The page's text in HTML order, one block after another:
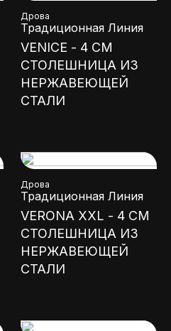
Дрова
Традиционная Линия
VENICE - 4 СМ
СТОЛЕШНИЦА ИЗ
НЕРЖАВЕЮЩЕЙ
СТАЛИ
Дрова
Традиционная Линия
VERONA XXL - 4 СМ
СТОЛЕШНИЦА ИЗ
НЕРЖАВЕЮЩЕЙ
СТАЛИ